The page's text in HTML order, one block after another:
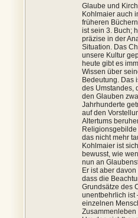
Glaube und
Kohlmaier auch
früheren
ist sein 3. Buch;
präzise in der
Situation. Das
unsere Kultur
heute gibt es
Wissen über
Bedeutung. Das
des Umstandes,
den Glauben
Jahrhunderte
auf den
Altertums
das nicht mehr
Kohlmaier ist
bewusst, wie
nun an
Er ist aber
dass die
Grundsätze des
unentbehrlich ist
einzelnen